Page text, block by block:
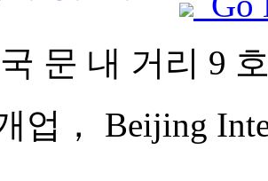
문 내 거리 9
업， Beijing